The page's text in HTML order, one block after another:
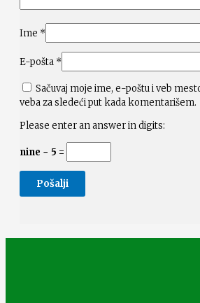
Ime *
E-pošta *
Sačuvaj moje ime, e-poštu i veb
veba za sledeći put kada komentarišem.
Please enter an answer in digits:
nine − 5 =